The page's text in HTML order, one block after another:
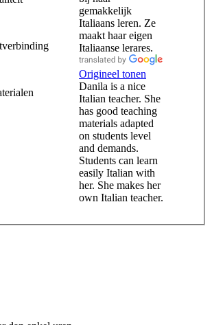
gemakkelijk
Italiaans leren. Ze
maakt haar eigen
Italiaanse lerares.
Origineel tonen
Danila is a nice
Italian teacher. She
has good teaching
materials adapted
on students level
and demands.
Students can learn
easily Italian with
her. She makes her
own Italian teacher.